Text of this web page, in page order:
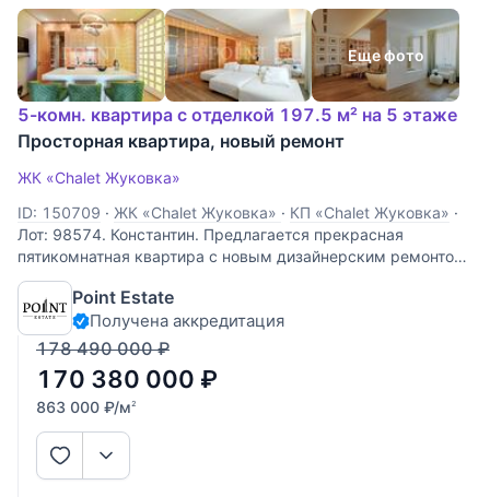
Еще фото
5-комн. квартира с отделкой 197.5 м² на 5 этаже
Просторная квартира, новый ремонт
ЖК «Chalet Жуковка»
ID: 150709 · ЖК «Chalet Жуковка» · КП «Chalet Жуковка» ·
Лот: 98574. Константин. Предлагается прекрасная
пятикомнатная квартира с новым дизайнерским ремонтом
в ЖК "Жуковка Шале". Интегрирована система увлажнения
квартиры, система умный дом, установлены шторы с
электроприводом. Комфортная планировка:
Point Estate
Получена аккредитация
178 490 000 ₽
170 380 000 ₽
863 000 ₽/м2